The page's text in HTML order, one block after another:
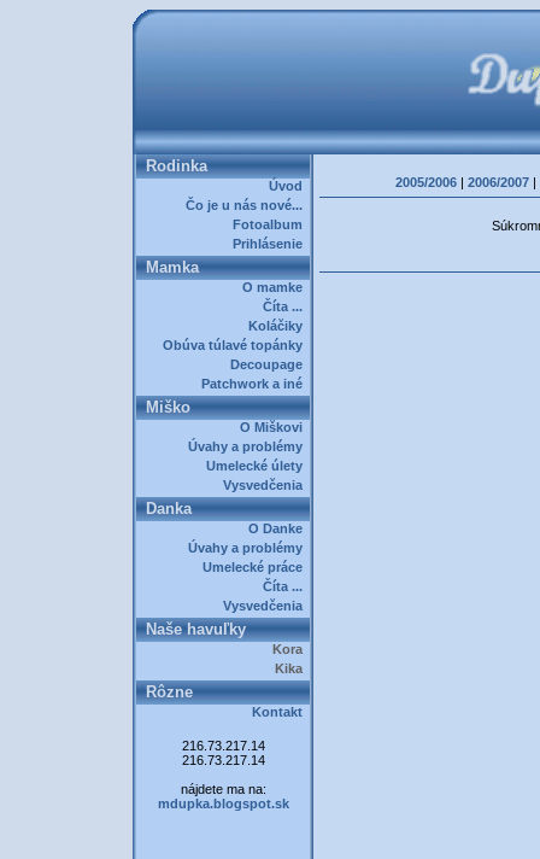
Rodinka
Úvod
Čo je u nás nové...
Fotoalbum
Prihlásenie
Mamka
O mamke
Číta ...
Koláčiky
Obúva túlavé topánky
Decoupage
Patchwork a iné
Miško
O Miškovi
Úvahy a problémy
Umelecké úlety
Vysvedčenia
Danka
O Danke
Úvahy a problémy
Umelecké práce
Číta ...
Vysvedčenia
Naše havuľky
Kora
Kika
Rôzne
Kontakt
216.73.217.14
216.73.217.14
nájdete ma na:
mdupka.blogspot.sk
2005/2006 | 2006/2007 |